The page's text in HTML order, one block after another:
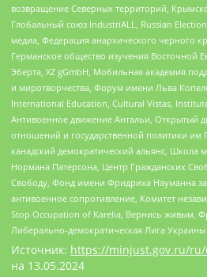
возвращение Северных территорий,
Глобальный союз IndustriALL, Russian
медиа, Федерация анархического черного
Германское общество изучения
Эберта, XZ gGmbH, Мобильная академия
и миротворчества, Форум имени Льва
International Education, Cultural Vistas,
Антивоенное движение Антальи, Открытый
отношений и государственной политики им
канадский демократический альянс,
Нормана Патерсона, Центр Гражданских
Свободу, Фонд имени Фридриха Науманна
антивоенное сопротивление, Комитет
Stop Occupation of Karelia, Вернись живым,
Либерально-демократическая Лига Украины
Источник: https://minjust.gov.ru/
на 13.05.2024